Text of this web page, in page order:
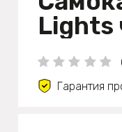
Lights
Гарантия